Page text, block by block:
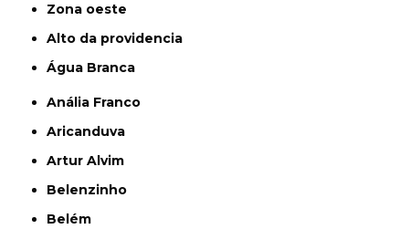
Zona oeste
alto da providencia
Água Branca
Anália Franco
Aricanduva
Artur Alvim
Belenzinho
Belém